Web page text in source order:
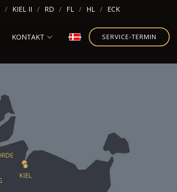
KIEL II RD FL HL ECK
KONTAKT SERVICE-TERMIN